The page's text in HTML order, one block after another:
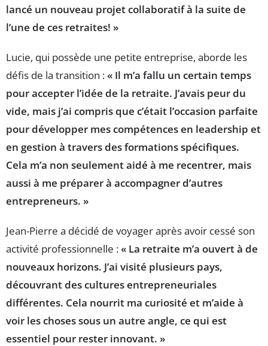
lancé un nouveau projet collaboratif à la suite de
l’une de ces retraites! »
Lucie, qui possède une petite entreprise, aborde les
défis de la transition :« Il m’a fallu un certain temps
pour accepter l’idée de la retraite. J’avais peur du
vide, mais j’ai compris que c’était l’occasion parfaite
pour développer mes compétences en leadership et
en gestion à travers des formations spécifiques.
Cela m’a non seulement aidé à me recentrer, mais
aussi à me préparer à accompagner d’autres
entrepreneurs. »
Jean-Pierre a décidé de voyager après avoir cessé son
activité professionnelle :« La retraite m’a ouvert à de
nouveaux horizons. J’ai visité plusieurs pays,
découvrant des cultures entrepreneuriales
différentes. Cela nourrit ma curiosité et m’aide à
voir les choses sous un autre angle, ce qui est
essentiel pour rester innovant. »